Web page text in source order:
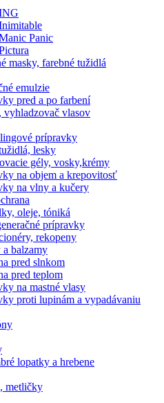
Panic
masky, farebné tužidlá
emulzie
pred a po farbení
vyhladzovač vlasov
prípravky
lesky
gély, vosky,krémy
na objem a krepovitosť
na vlny a kučery
oleje, tóniká
prípravky
rekopeny
balzamy
pred slnkom
pred teplom
na mastné vlasy
proti lupinám a vypadávaniu
lopatky a hrebene
metličky